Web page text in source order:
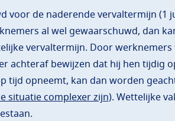
de naderende vervaltermijn (1
al wel gewaarschuwd, dan
vervaltermijn. Door werknemers
achteraf bewijzen dat hij hen tijdig
tijd opneemt, kan dan worden
situatie complexer zijn). Wettelijke